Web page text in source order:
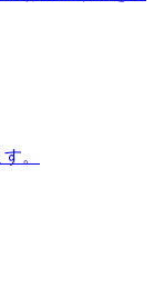
。